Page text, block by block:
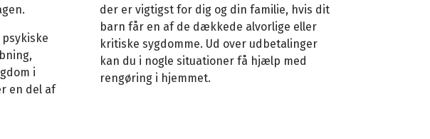
i
en del af
der er vigtigst for dig og din familie, hvis dit
barn får en af de dækkede alvorlige eller
kritiske sygdomme. Ud over udbetalinger
kan du i nogle situationer få hjælp med
rengøring i hjemmet.